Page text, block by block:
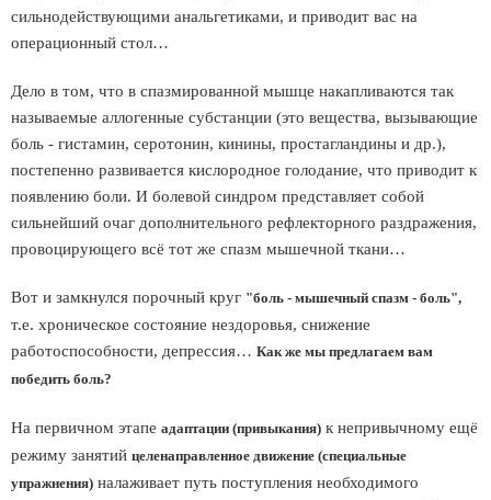
сильнодействующими анальгетиками, и приводит вас на
операционный стол…
Дело в том, что в спазмированной мышце накапливаются так
называемые аллогенные субстанции (это вещества, вызывающие
боль - гистамин, серотонин, кинины, простагландины и др.),
постепенно развивается кислородное голодание, что приводит к
появлению боли. И болевой синдром представляет собой
сильнейший очаг дополнительного рефлекторного раздражения,
провоцирующего всё тот же спазм мышечной ткани…
Вот и замкнулся порочный круг "боль - мышечный спазм - боль",
т.е. хроническое состояние нездоровья, снижение
работоспособности, депрессия… Как же мы предлагаем вам
победить боль?
На первичном этапе адаптации (привыкания) к непривычному ещё
режиму занятий целенаправленное движение (специальные
упражнения) налаживает путь поступления необходимого